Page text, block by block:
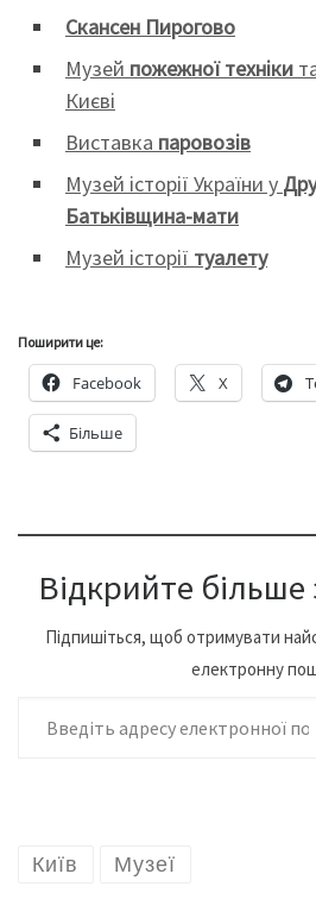
Скансен Пирогово
Музей пожежної техніки
Києві
Виставка паровозів
Музей історії України у
Батьківщина-мати
Музей історії туалету
Поширити це:
Facebook X
Більше
Відкрийте
Підпишіться, щоб отримувати
електронну
Введіть адресу
Київ Музеї